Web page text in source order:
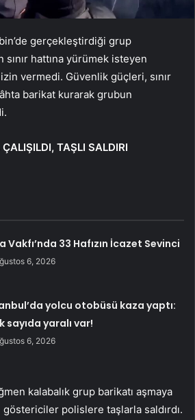
gerçekleştirdiği grup
sınır hattına yürümek isteyen
vermedi. Güvenlik güçleri, sınır
barikat kurarak grubun
TAŞLI SALDIRI
Vakfı’nda 33 Hafızın İcazet Sevinci
6, 2026
yolcu otobüsü kaza yaptı:
sayıda yaralı var!
6, 2026
kalabalık grup barikatı aşmaya
göstericiler polislere taşlarla saldırdı.